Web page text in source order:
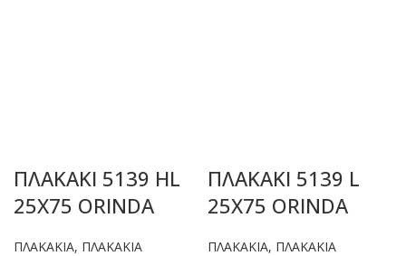
ΠΛΑΚΑΚΙ 5139 HL
25X75 ORINDA
ΠΛΑΚΑΚΙΑ, ΠΛΑΚΑΚΙΑ
ΠΛΑΚΑΚΙ 5139 L
25X75 ORINDA
ΠΛΑΚΑΚΙΑ, ΠΛΑΚΑΚΙΑ